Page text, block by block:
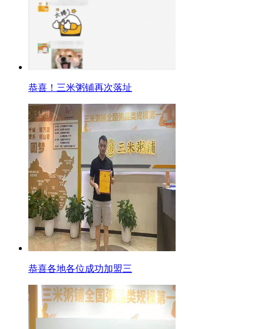
恭喜！三米粥铺再次落址
恭喜各地各位成功加盟三